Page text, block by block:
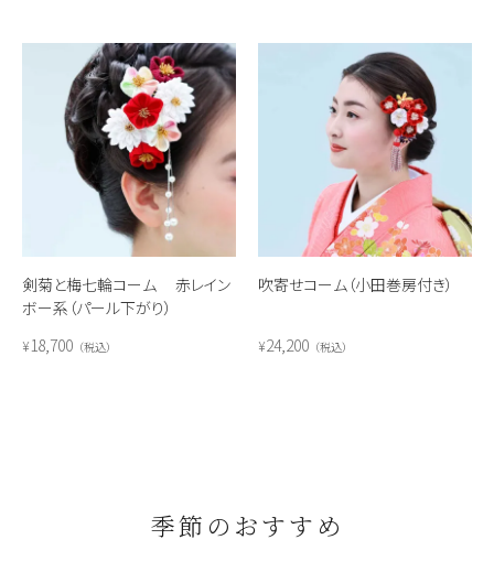
剣菊と梅七輪コーム 赤レイン
ボー系（パール下がり）
¥18,700 税込
吹寄せコーム（小田巻房付き）
¥24,200 税込
季節のおすすめ